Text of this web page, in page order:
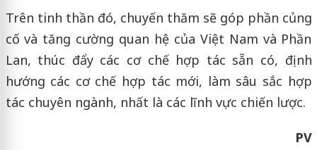
Trên tinh thần đó, chuyến thăm sẽ góp phần củng
cố và tăng cường quan hệ của Việt Nam và Phần
Lan, thúc đẩy các cơ chế hợp tác sẵn có, định
hướng các cơ chế hợp tác mới, làm sâu sắc hợp
tác chuyên ngành, nhất là các lĩnh vực chiến lược.
PV